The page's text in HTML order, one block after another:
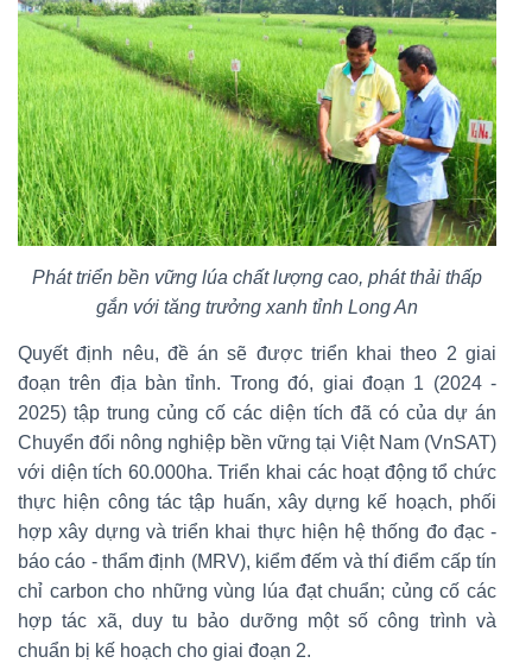
Phát triển bền vững lúa chất lượng cao, phát thải thấp
gắn với tăng trưởng xanh tỉnh Long An
Quyết định nêu, đề án sẽ được triển khai theo 2 giai
đoạn trên địa bàn tỉnh. Trong đó, giai đoạn 1 (2024 -
2025) tập trung củng cố các diện tích đã có của dự án
Chuyển đổi nông nghiệp bền vững tại Việt Nam (VnSAT)
với diện tích 60.000ha. Triển khai các hoạt động tổ chức
thực hiện công tác tập huấn, xây dựng kế hoạch, phối
hợp xây dựng và triển khai thực hiện hệ thống đo đạc -
báo cáo - thẩm định (MRV), kiểm đếm và thí điểm cấp tín
chỉ carbon cho những vùng lúa đạt chuẩn; củng cố các
hợp tác xã, duy tu bảo dưỡng một số công trình và
chuẩn bị kế hoạch cho giai đoạn 2.